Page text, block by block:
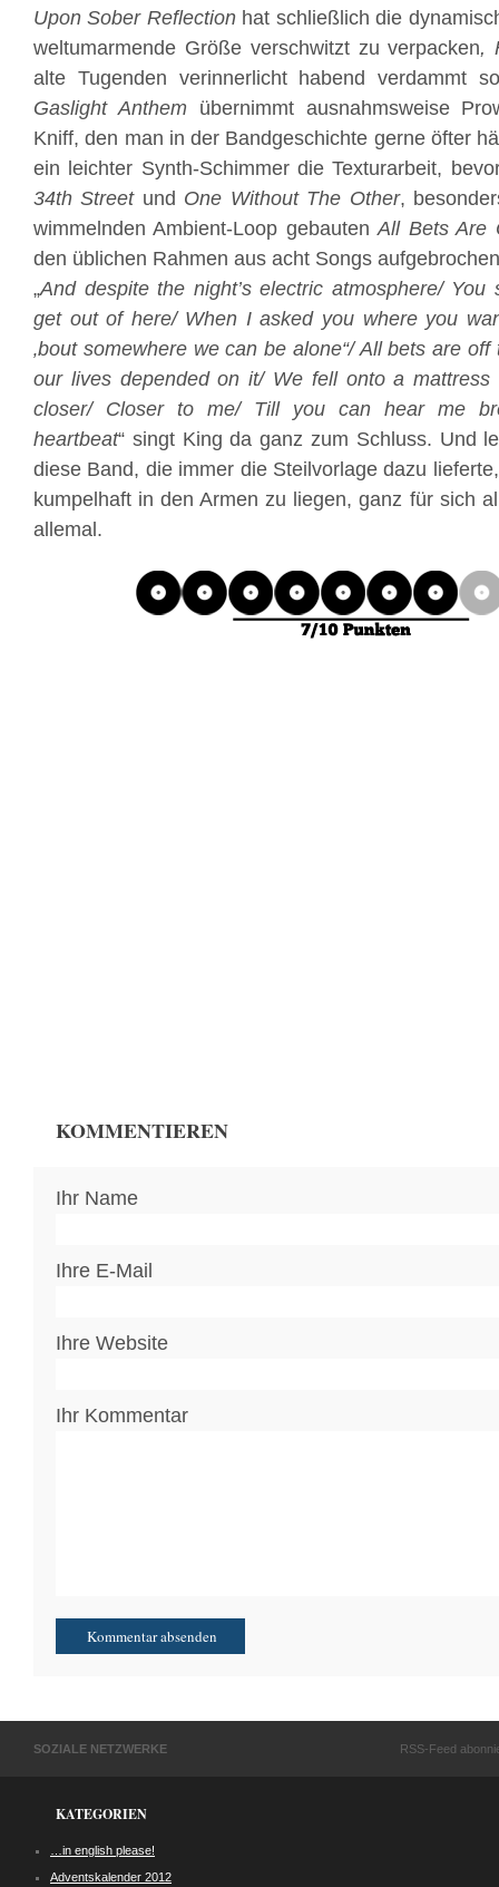
Upon Sober Reflectionhat schließlich die
weltumarmende Größe verschwitzt zu verpacken,
alte Tugenden verinnerlicht habend verdammt
Gaslight Anthem übernimmt ausnahmsweise
Kniff, den man in der Bandgeschichte gerne öfter
ein leichter Synth-Schimmer die Texturarbeit,
34th Streetund One Without The Other,
wimmelnden Ambient-Loop gebautenAll Bets Are
den üblichen Rahmen aus acht Songs
„And despite the night’s electric atmosphere/
get out of here/ When I asked you where you
‚bout somewhere we can be alone“/ All bets are
our lives depended on it/ We fell onto a
closer/ Closer to me/ Till you can hear me
heartbeat“ singt King da ganz zum Schluss. Und
diese Band, die immer die Steilvorlage dazu
kumpelhaft in den Armen zu liegen, ganz für sich
allemal.
KOMMENTIEREN
Ihr Name
Ihre E-Mail
Ihre Website
Ihr Kommentar
SOZIALE NETZWERKE RSS-Feed
KATEGORIEN
…in english please!
Adventskalender 2012